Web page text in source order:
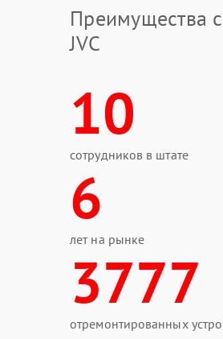
Преимущества
JVC
10
сотрудников в штате
6
лет на рынке
3777
отремонтированных